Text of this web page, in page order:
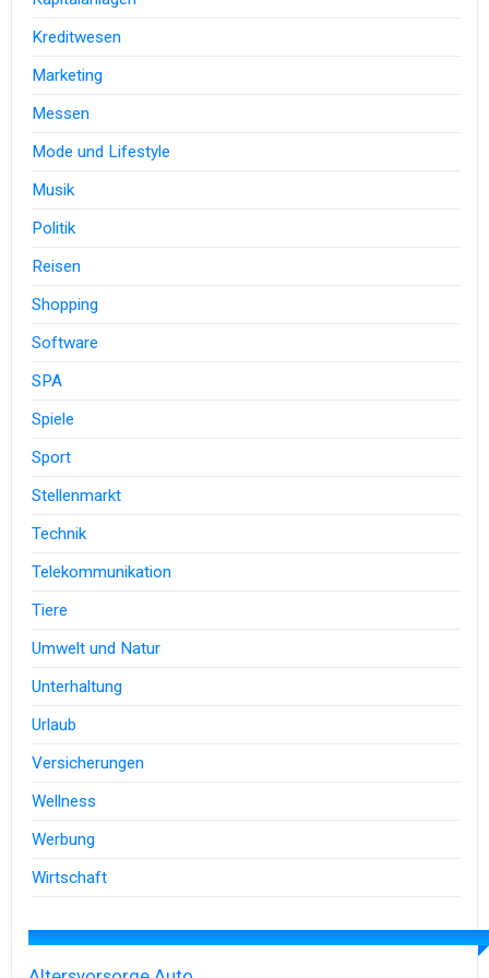
Kreditwesen
Marketing
Messen
Mode und Lifestyle
Musik
Politik
Reisen
Shopping
Software
SPA
Spiele
Sport
Stellenmarkt
Technik
Telekommunikation
Tiere
Umwelt und Natur
Unterhaltung
Urlaub
Versicherungen
Wellness
Werbung
Wirtschaft